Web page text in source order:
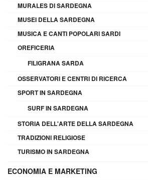
MURALES DI SARDEGNA
MUSEI DELLA SARDEGNA
MUSICA E CANTI POPOLARI SARDI
OREFICERIA
FILIGRANA SARDA
OSSERVATORI E CENTRI DI RICERCA
SPORT IN SARDEGNA
SURF IN SARDEGNA
STORIA DELL'ARTE DELLA SARDEGNA
TRADIZIONI RELIGIOSE
TURISMO IN SARDEGNA
ECONOMIA E MARKETING